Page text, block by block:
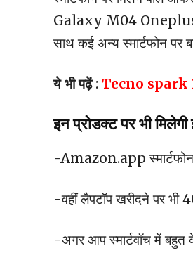
Galaxy M04
साथ कई अन्य स्मार्टफोन पर
ये भी पढ़ें : Tecno spark
इन प्रोडक्ट पर भी
-Amazon.app
-वहीं लैपटॉप खरीदने पर भी
-अगर आप स्मार्टवॉच में बहुत